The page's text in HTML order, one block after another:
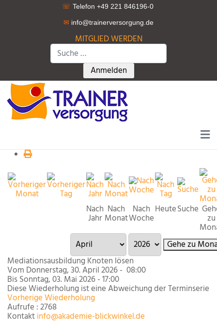
☏ Telefon +49 221 846196-0
✉ info@trainerversorgung.de
MITGLIED WERDEN
Suchen
Type 2 or more characters for
Anmelden
Nach
Jahr
Nach
Monat
Nach
Woche
HeuteSuche
zu
Gehe zu
Mediationsausbildung Knoten lösen
Vom Donnerstag, 30. April 2026 - 08:00
Bis Sonntag, 03. Mai 2026 - 17:00
Diese Wiederholung ist eine Abweichung der Terminserie
Vorherige Wiederholung
Aufrufe : 2768
Kontaktinfo@akademie-blickwinkel.de